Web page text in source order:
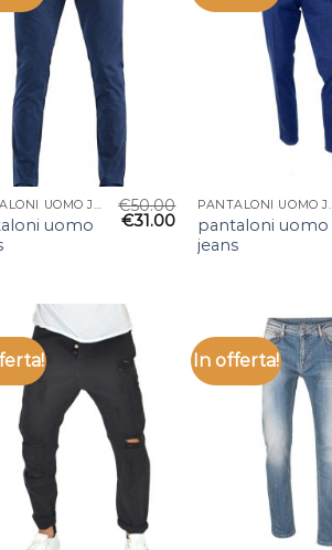
PANTALONI UOMO JEANS
uomo
€50.00
€31.00
pantaloni uomo
jeans
In offerta!